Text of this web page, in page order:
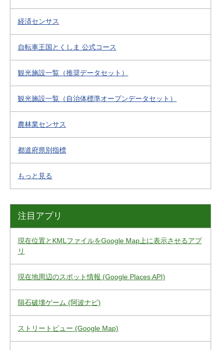
経済センサス
自転車王国とくしま 公式コース
観光施設一覧（推奨データセット）
観光施設一覧（自治体標準オープンデータセット）
農林業センサス
都道府県別指標
もっと見る
注目アプリ
現在位置とKMLファイルをGoogle Map上に表示させるアプ
リ
現在地周辺のスポット情報 (Google Places API)
隕石破壊ゲーム (阿波ナビ)
ストリートビュー (Google Map)